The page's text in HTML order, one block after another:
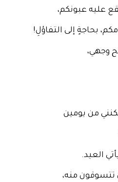
عبونكم،
بحاجةٍ إلى التفاؤلِ!
وجهي،
من يومين
العيد.
تتسوقون منه،